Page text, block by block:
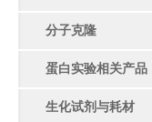
分子克隆
蛋白实验相关产品
生化试剂与耗材